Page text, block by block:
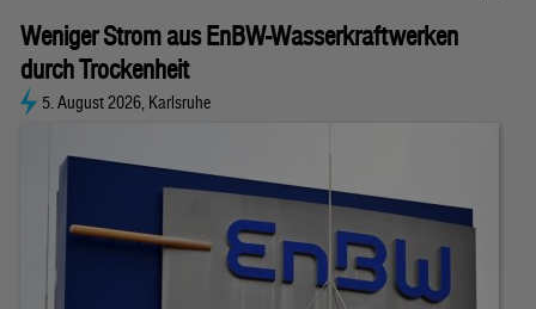
Weniger Strom aus EnBW-Wasserkraftwerken
durch Trockenheit
5. August 2026, Karlsruhe